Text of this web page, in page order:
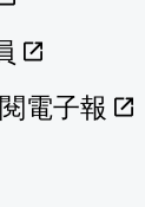
電子報